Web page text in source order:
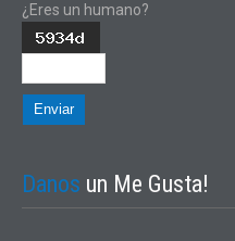
¿Eres un humano?
Enviar
Danos un Me Gusta!